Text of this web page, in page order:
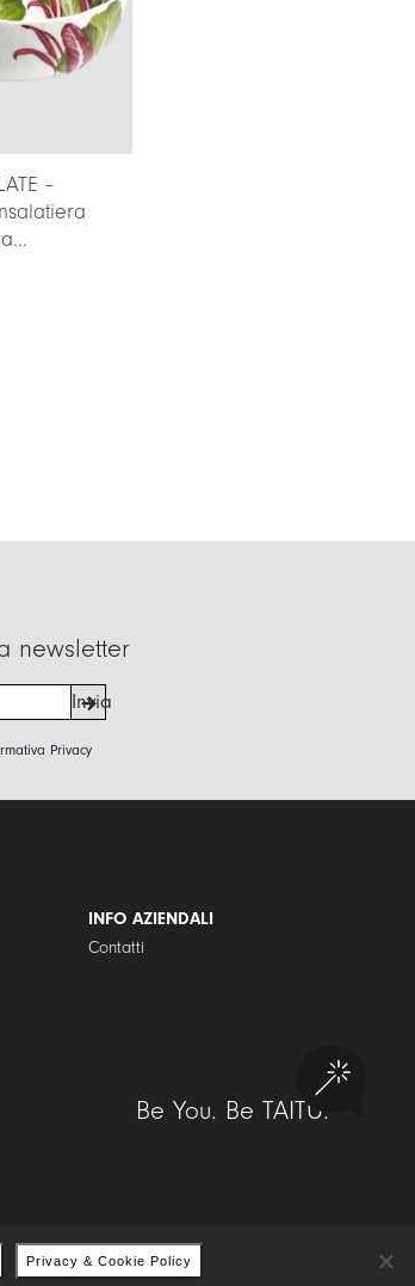
–
newsletter
Privacy
Invia
INFO AZIENDALI
Contatti
Be You. Be TAITÙ.
Privacy & Cookie Policy